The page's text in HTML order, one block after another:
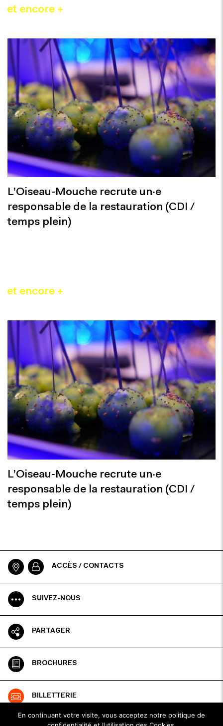
et encore +
L’Oiseau-Mouche recrute un·e
responsable de la restauration (CDI /
temps plein)
et encore +
L’Oiseau-Mouche recrute un·e
responsable de la restauration (CDI /
temps plein)
ACCÈS / CONTACTS
SUIVEZ-NOUS
PARTAGER
BROCHURES
BILLETTERIE
En continuant votre visite, vous acceptez notre politique de